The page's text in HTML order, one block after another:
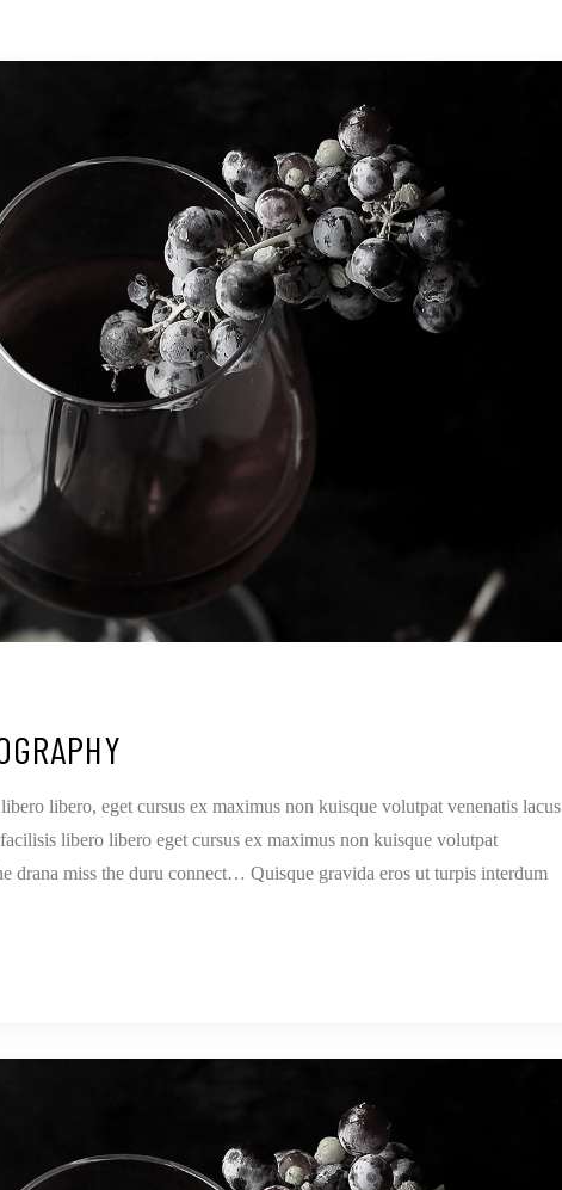
libero, eget cursus ex maximus non kuisque volutpat venenatis lacus
libero libero eget cursus ex maximus non kuisque volutpat
drana miss the duru connect… Quisque gravida eros ut turpis interdum